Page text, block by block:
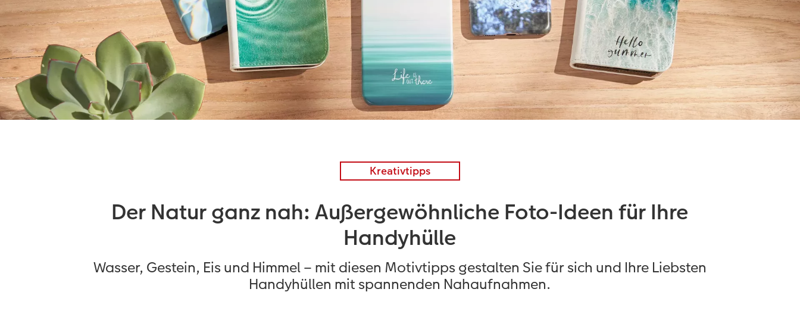
Kreativtipps
Der Natur ganz nah: Außergewöhnliche Foto-Ideen für Ihre
Handyhülle
Wasser, Gestein, Eis und Himmel – mit diesen Motivtipps gestalten Sie für sich und Ihre Liebsten
Handyhüllen mit spannenden Nahaufnahmen.